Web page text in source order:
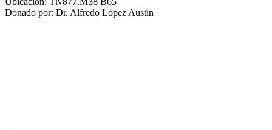
Donado por: Dr. Alfredo López Austin